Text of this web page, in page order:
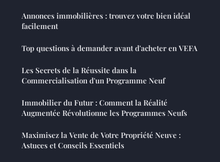
Annonces immobilières : trouvez votre bien idéal
facilement
Top questions à demander avant d'acheter en VEFA
Les Secrets de la Réussite dans la
Commercialisation d'un Programme Neuf
Immobilier du Futur : Comment la Réalité
Augmentée Révolutionne les Programmes Neufs
Maximisez la Vente de Votre Propriété Neuve :
Astuces et Conseils Essentiels